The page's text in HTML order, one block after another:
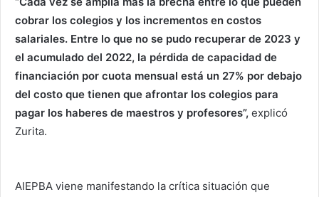
cobrar los colegios y los incrementos en costos
salariales. Entre lo que no se pudo recuperar de 2023 y
el acumulado del 2022, la pérdida de capacidad de
financiación por cuota mensual está un 27% por debajo
del costo que tienen que afrontar los colegios para
pagar los haberes de maestros y profesores”, explicó
Zurita.
AIEPBA viene manifestando la crítica situación que